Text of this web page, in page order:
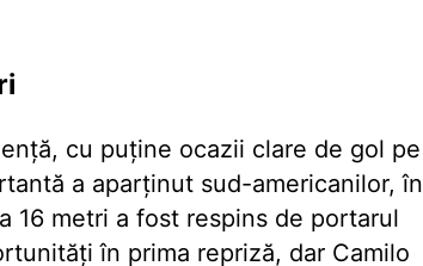
cu puține ocazii clare de gol pe
a aparținut sud-americanilor, în
16 metri a fost respins de portarul
în prima repriză, dar Camilo